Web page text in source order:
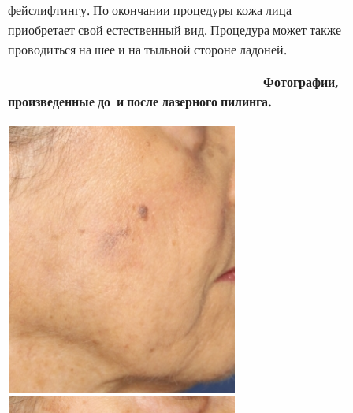
фейслифтингу. По окончании процедуры кожа лица
приобретает свой естественный вид. Процедура может также
проводиться на шее и на тыльной стороне ладоней.
Фотографии,
произведенные до и после лазерного пилинга.